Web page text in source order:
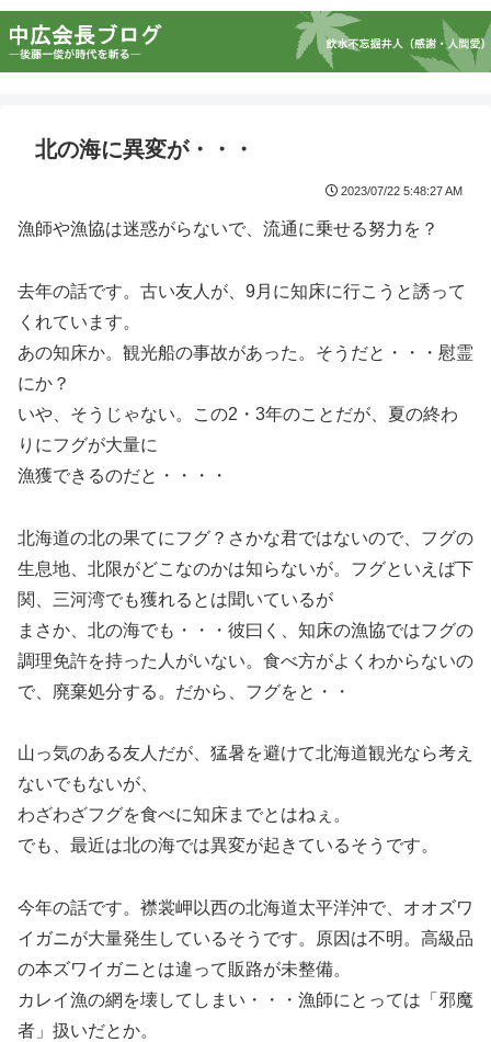
北の海に異変が・・・
2023/07/22 5:48:27 AM
漁師や漁協は迷惑がらないで、流通に乗せる努力を？
去年の話です。古い友人が、9月に知床に行こうと誘って
くれています。
あの知床か。観光船の事故があった。そうだと・・・慰霊
にか？
いや、そうじゃない。この2・3年のことだが、夏の終わ
りにフグが大量に
漁獲できるのだと・・・・
北海道の北の果てにフグ？さかな君ではないので、フグの
生息地、北限がどこなのかは知らないが。フグといえば下
関、三河湾でも獲れるとは聞いているが
まさか、北の海でも・・・彼曰く、知床の漁協ではフグの
調理免許を持った人がいない。食べ方がよくわからないの
で、廃棄処分する。だから、フグをと・・
山っ気のある友人だが、猛暑を避けて北海道観光なら考え
ないでもないが、
わざわざフグを食べに知床までとはねぇ。
でも、最近は北の海では異変が起きているそうです。
今年の話です。襟裳岬以西の北海道太平洋沖で、オオズワ
イガニが大量発生しているそうです。原因は不明。高級品
の本ズワイガニとは違って販路が未整備。
カレイ漁の網を壊してしまい・・・漁師にとっては「邪魔
者」扱いだとか。